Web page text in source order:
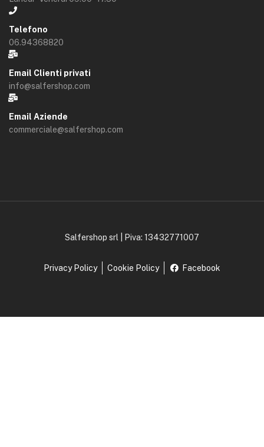
Telefono
06.94368820
Email Clienti privati
info@salfershop.com
Email Aziende
commerciale@salfershop.com
Salfershop srl | Piva: 13432771007
Privacy Policy Cookie Policy Facebook